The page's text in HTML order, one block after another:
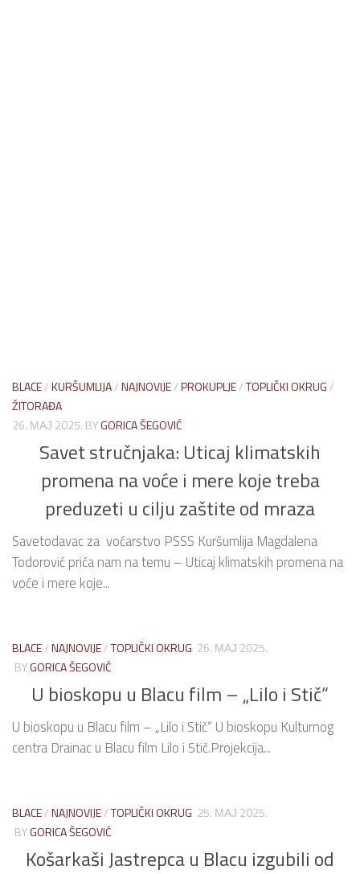
BLACE/KURŠUMLIJA/NAJNOVIJE/PROKUPLJE/TOPLIČKI OKRUG/
ŽITORAĐA
26. МАЈ 2025. BYGORICA ŠEGOVIĆ
Savet stručnjaka: Uticaj klimatskih
promena na voće i mere koje treba
preduzeti u cilju zaštite od mraza
Savetodavac za voćarstvo PSSS Kuršumlija Magdalena
Todorović priča nam na temu – Uticaj klimatskih promena na
voće i mere koje...
BLACE/NAJNOVIJE/TOPLIČKI OKRUG 26. МАЈ 2025.
BYGORICA ŠEGOVIĆ
U bioskopu u Blacu film – „Lilo i Stič“
U bioskopu u Blacu film – „Lilo i Stič“ U bioskopu Kulturnog
centra Drainac u Blacu film Lilo i Stič.Projekcija...
BLACE/NAJNOVIJE/TOPLIČKI OKRUG 25. МАЈ 2025.
BYGORICA ŠEGOVIĆ
Košarkaši Jastrepca u Blacu izgubili od